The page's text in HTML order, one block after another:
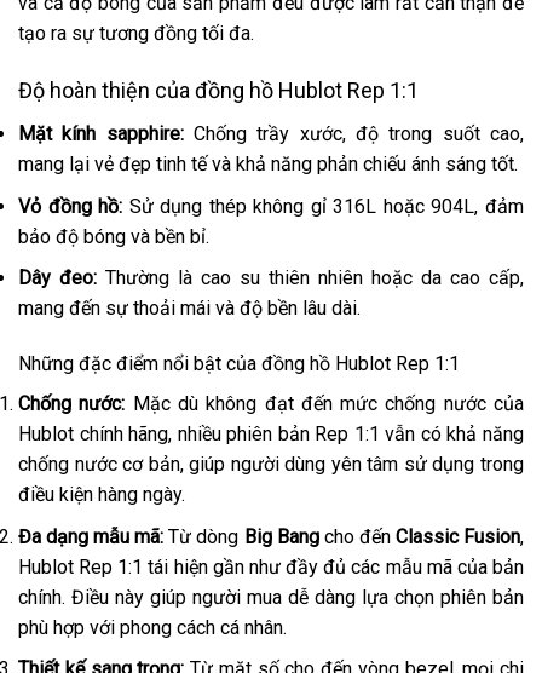
tạo ra sự tương đồng tối đa.
Độ hoàn thiện của đồng hồ Hublot Rep 1:1
Mặt kính sapphire:Chống trầy xước, độ trong suốt cao,
mang lại vẻ đẹp tinh tế và khả năng phản chiếu ánh sáng tốt.
Vỏ đồng hồ: Sử dụng thép không gỉ 316L hoặc 904L, đảm
bảo độ bóng và bền bỉ.
Dây đeo: Thường là cao su thiên nhiên hoặc da cao cấp,
mang đến sự thoải mái và độ bền lâu dài.
Những đặc điểm nổi bật của đồng hồ Hublot Rep 1:1
Chống nước: Mặc dù không đạt đến mức chống nước của
Hublot chính hãng, nhiều phiên bản Rep 1:1 vẫn có khả năng
chống nước cơ bản, giúp người dùng yên tâm sử dụng trong
điều kiện hàng ngày.
Đa dạng mẫu mã: Từ dòng Big Bangcho đến Classic Fusion,
Hublot Rep 1:1 tái hiện gần như đầy đủ các mẫu mã của bản
chính. Điều này giúp người mua dễ dàng lựa chọn phiên bản
phù hợp với phong cách cá nhân.